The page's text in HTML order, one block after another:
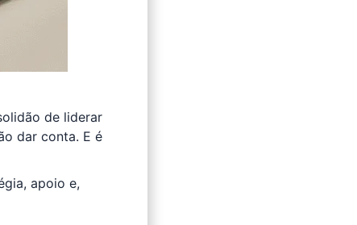
de liderar
dar conta. E é
apoio e,